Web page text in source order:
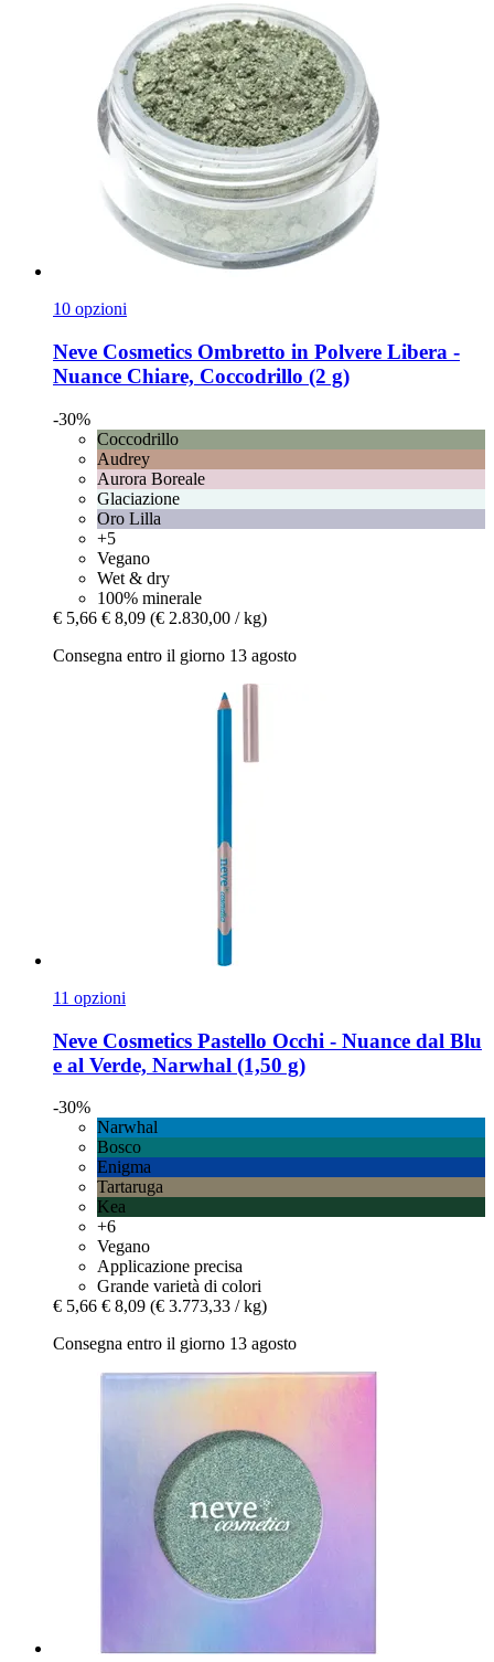
10 opzioni
Neve Cosmetics Ombretto in Polvere Libera -​
Nuance Chiare, Coccodrillo (2 g)
-30%
Coccodrillo
Audrey
Aurora Boreale
Glaciazione
Oro Lilla
+5
Vegano
Wet & dry
100% minerale
€ 5,66 € 8,09 (€ 2.830,00 / kg)
Consegna entro il giorno 13 agosto
11 opzioni
Neve Cosmetics Pastello Occhi -​ Nuance dal Blu
e al Verde, Narwhal (1,50 g)
-30%
Narwhal
Bosco
Enigma
Tartaruga
Kea
+6
Vegano
Applicazione precisa
Grande varietà di colori
€ 5,66 € 8,09 (€ 3.773,33 / kg)
Consegna entro il giorno 13 agosto